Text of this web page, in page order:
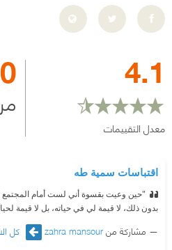
4.1
معدل التقييمات
اقتباسات سمية طه
"حين وعيت بقسوة أني لست أمام المجتمع
بدون ذلك، لا قيمة لي في حياته، بل لا قيمة
مشاركة منzahra mansour كل